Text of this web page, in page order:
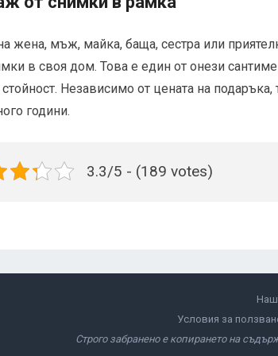
жена, мъж, майка, баща, сестра или
в своя дом. Това е един от онези
Независимо от цената на
години.
3.3/5 - (189 votes)
Наш
Условия за
Строго забранено е копирането на